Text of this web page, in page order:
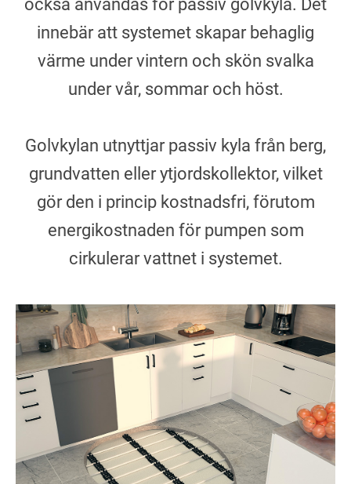
också användas för passiv golvkyla. Det
innebär att systemet skapar behaglig
värme under vintern och skön svalka
under vår, sommar och höst.
Golvkylan utnyttjar passiv kyla från berg,
grundvatten eller ytjordskollektor, vilket
gör den i princip kostnadsfri, förutom
energikostnaden för pumpen som